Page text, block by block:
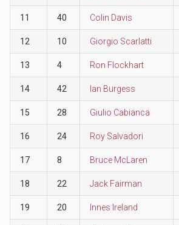
11 40 Colin Davis
12 10 Giorgio Scarlatti
13 4 Ron Flockhart
14 42 Ian Burgess
15 28 Giulio Cabianca
16 24 Roy Salvadori
17 8 Bruce McLaren
18 22 Jack Fairman
19 20 Innes Ireland